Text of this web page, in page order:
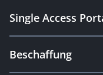
Single Access
Beschaffung